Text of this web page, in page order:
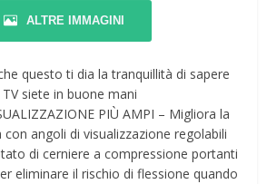
ALTRE IMMAGINI
questo ti dia la tranquillità di sapere
siete in buone mani
PIÙ AMPI – Migliora la
con angoli di visualizzazione regolabili
di cerniere a compressione portanti
eliminare il rischio di flessione quando